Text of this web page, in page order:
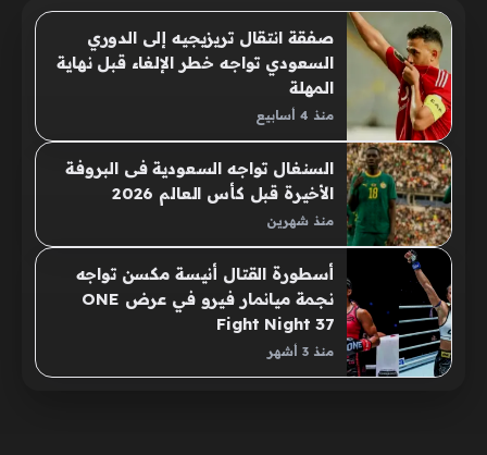
صفقة انتقال تريزيجيه إلى الدوري
السعودي تواجه خطر الإلغاء قبل نهاية
المهلة
منذ 4 أسابيع
السنغال تواجه السعودية فى البروفة
الأخيرة قبل كأس العالم 2026
منذ شهرين
أسطورة القتال أنيسة مكسن تواجه
نجمة ميانمار فيرو في عرض ONE
Fight Night 37
منذ 3 أشهر